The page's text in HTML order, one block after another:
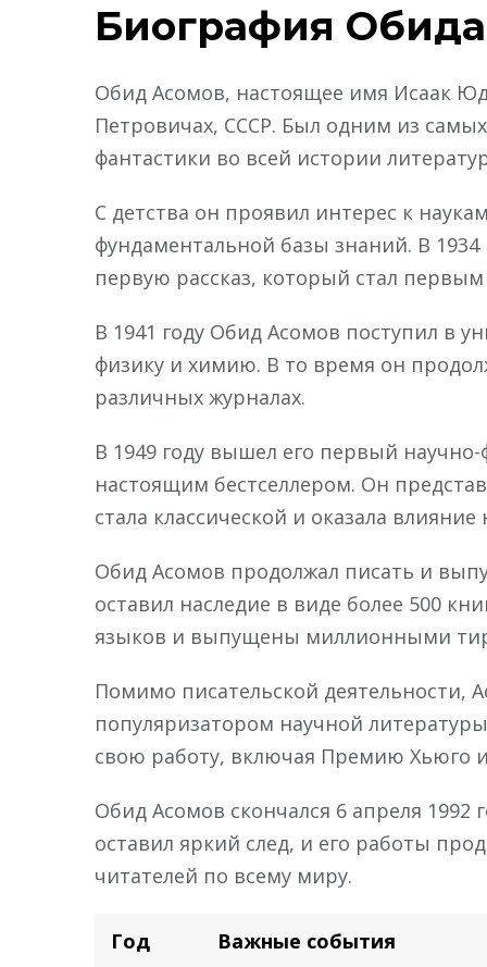
Биография
Обид Асомов, настоящее имя Исаак
Петровичах, СССР. Был одним из
фантастики во всей истории
С детства он проявил интерес к
фундаментальной базы знаний. В 1934
первую рассказ, который стал
В 1941 году Обид Асомов поступил в
физику и химию. В то время он
различных журналах.
В 1949 году вышел его первый
настоящим бестселлером. Он
стала классической и оказала
Обид Асомов продолжал писать и
оставил наследие в виде более 500
языков и выпущены миллионными
Помимо писательской деятельности,
популяризатором научной
свою работу, включая Премию Хьюго
Обид Асомов скончался 6 апреля
оставил яркий след, и его работы
читателей по всему миру.
Год Важные события